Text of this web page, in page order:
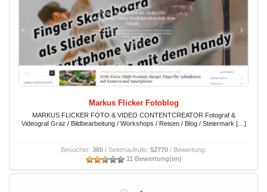
Markus Flicker Fotoblog
MARKUS FLICKER FOTO & VIDEO CONTENTCREATOR Fotograf &
Videograf Graz / Bildbearbeitung / Workshops / Reisen / Blog / Steiermark […]
Besucher: 360 / Seitenaufrufe: 52770 / Bewertung:
11 Bewertung(en)